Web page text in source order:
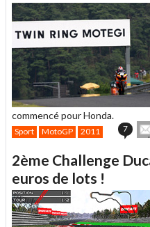
commencé pour Honda.
Sport MotoGP 2011 7
à
2ème Challenge
euros de lots !